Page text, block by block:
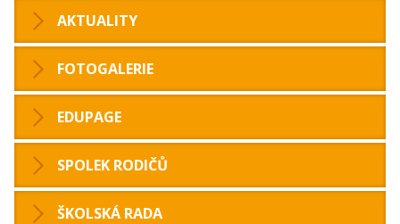
AKTUALITY
FOTOGALERIE
EDUPAGE
SPOLEK RODIČŮ
ŠKOLSKÁ RADA